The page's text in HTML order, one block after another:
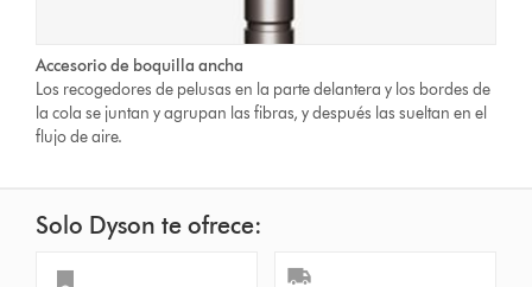
Accesorio de boquilla ancha
Los recogedores de pelusas en la parte delantera y los bordes de
la cola se juntan y agrupan las fibras, y después las sueltan en el
flujo de aire.
Solo Dyson te ofrece: